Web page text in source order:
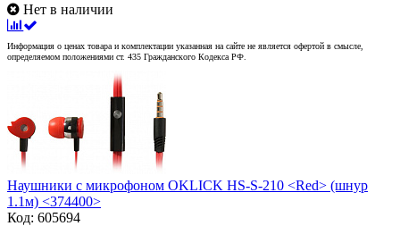
Нет в наличии
Информация о ценах товара и комплектации указанная на сайте не является офертой в смысле,
определяемом положениями ст. 435 Гражданского Кодекса РФ.
Наушники с микрофоном OKLICK HS-S-210 <Red> (шнур
1.1м) <374400>
Код: 605694